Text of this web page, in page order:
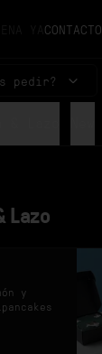
CONTACTO
pedir?
Lazo
y